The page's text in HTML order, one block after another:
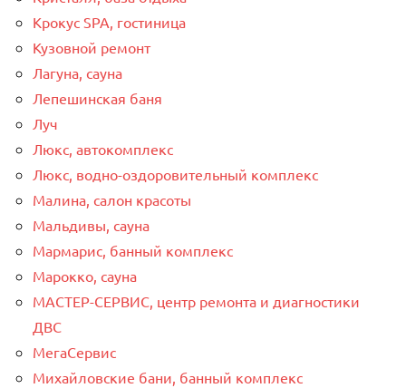
Крокус SPA, гостиница
Кузовной ремонт
Лагуна, сауна
Лепешинская баня
Луч
Люкс, автокомплекс
Люкс, водно-оздоровительный комплекс
Малина, салон красоты
Мальдивы, сауна
Мармарис, банный комплекс
Марокко, сауна
МАСТЕР-СЕРВИС, центр ремонта и диагностики
ДВС
МегаСервис
Михайловские бани, банный комплекс